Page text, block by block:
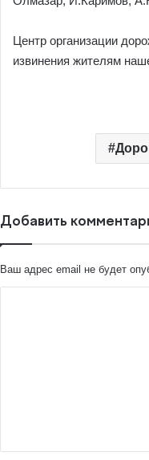
Центр организации
извинения жителям
Добавить
Ваш адрес email не будет